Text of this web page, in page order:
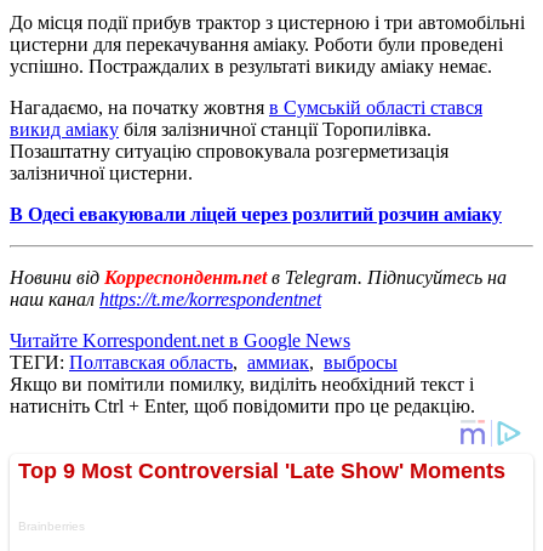
До місця події прибув трактор з цистерною і три автомобільні
цистерни для перекачування аміаку. Роботи були проведені
успішно. Постраждалих в результаті викиду аміаку немає.
Нагадаємо, на початку жовтня в Сумській області стався
викид аміаку біля залізничної станції Торопилівка.
Позаштатну ситуацію спровокувала розгерметизація
залізничної цистерни.
В Одесі евакуювали ліцей через розлитий розчин аміаку
Новини від Корреспондент.netв Telegram. Підписуйтесь на
наш канал https://t.me/korrespondentnet
Читайте Korrespondent.net в Google News
ТЕГИ: Полтавская область, аммиак, выбросы
Якщо ви помітили помилку, виділіть необхідний текст і
натисніть Ctrl + Enter, щоб повідомити про це редакцію.